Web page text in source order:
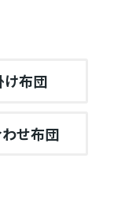
け布団
せ布団